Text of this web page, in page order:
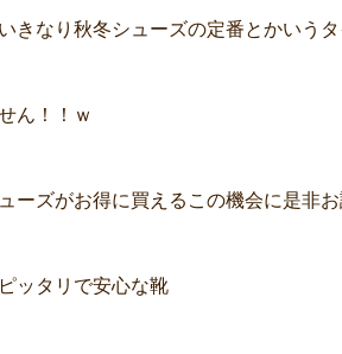
きなり秋冬シューズの定番とかいう
ん！！ｗ
ーズがお得に買えるこの機会に是非
ッタリで安心な靴